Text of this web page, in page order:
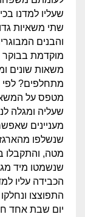
שעליו למדנו
שתי משאיות
והבנים
מוקדמת בבוקר
משאות שונים
מתחלפים? לפי
מטפס על
שעליה ומגלה
מעניינים
שנשלפו
מטה, והתקבלו
שנשמטו מיד
הכבידה עליו
התפוצצו
יום שבת אחד